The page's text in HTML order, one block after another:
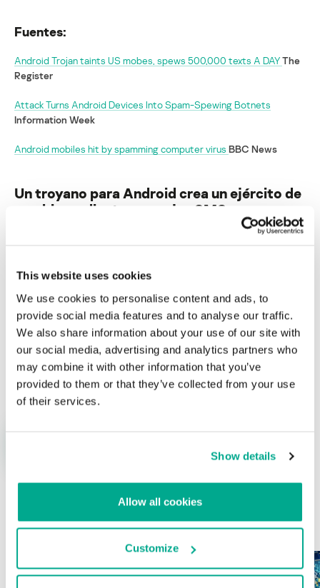
This website uses cookies
We use cookies to personalise content and ads, to
provide social media features and to analyse our traffic.
We also share information about your use of our site with
our social media, advertising and analytics partners who
may combine it with other information that you’ve
provided to them or that they’ve collected from your use
of their services.
Show details
Allow all cookies
Customize
Fuentes:
Android Trojan taints US mobes, spews 500,000 texts A DAYThe
Register
Attack Turns Android Devices Into Spam-Spewing Botnets
Information Week
Android mobiles hit by spamming computer virus BBC News
Un troyano para Android crea un ejército de
zombis mediante mensajes SMS
Nombre* Correo electrónico*
ÚLTIMAS PUBLICACIONES